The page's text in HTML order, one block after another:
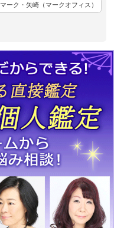
マーク・矢崎（マークオフィス）